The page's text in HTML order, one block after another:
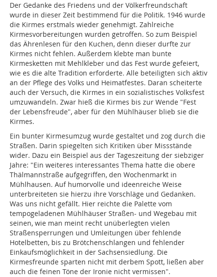
Der Gedanke des Friedens und der Völkerfreundschaft
wurde in dieser Zeit bestimmend für die Politik. 1946 wurde
die Kirmes erstmals wieder genehmigt. Zahlreiche
Kirmesvorbereitungen wurden getroffen. So zum Beispiel
das Ährenlesen für den Kuchen, denn dieser durfte zur
Kirmes nicht fehlen. Außerdem klebte man bunte
Kirmesketten mit Mehlkleber und das Fest wurde gefeiert,
wie es die alte Tradition erforderte. Alle beteiligten sich aktiv
an der Pflege des Volks und Heimatfestes. Daran scheiterte
auch der Versuch, die Kirmes in ein sozialistisches Volksfest
umzuwandeln. Zwar hieß die Kirmes bis zur Wende "Fest
der Lebensfreude", aber für den Mühlhäuser blieb sie die
Kirmes.
Ein bunter Kirmesumzug wurde gestaltet und zog durch die
Straßen. Darin spiegelten sich Kritiken über Missstände
wider. Dazu ein Beispiel aus der Tageszeitung der siebziger
Jahre: "Ein weiteres interessantes Thema hatte die obere
Thälmannstraße aufgegriffen, den Wochenmarkt in
Mühlhausen. Auf humorvolle und ideenreiche Weise
unterbreiteten sie hierzu ihre Vorschläge und Gedanken.
Was uns nicht gefällt. Hier reichte die Palette vom
tempogeladenen Mühlhäuser Straßen- und Wegebau mit
seinen, wie man meint recht unüberlegten vielen
Straßensperrungen und Umleitungen über fehlende
Hotelbetten, bis zu Brötchenschlangen und fehlender
Einkaufsmöglichkeit in der Sachsensiedlung. Die
Kirmesfreunde sparten nicht mit derbem Spott, ließen aber
auch die feinen Töne der Ironie nicht vermissen".